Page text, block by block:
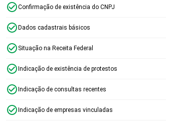
Confirmação de existência do CNPJ
Dados cadastrais básicos
Situação na Receita Federal
Indicação de existência de protestos
Indicação de consultas recentes
Indicação de empresas vinculadas